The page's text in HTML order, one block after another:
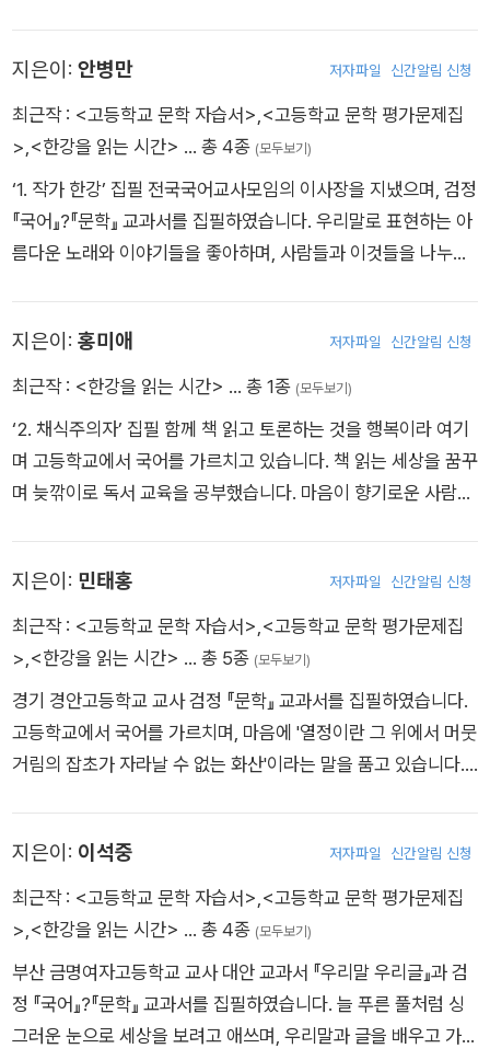
지은이: 안병만 저자파일 신간알림 신청
최근작 : <고등학교 문학 자습서> <고등학교 문학 평가문제집
> <한강을 읽는 시간> … 총 4종 (모두보기)
‘1. 작가 한강’ 집필 전국국어교사모임의 이사장을 지냈으며, 검정
『국어』?『문학』 교과서를 집필하였습니다. 우리말로 표현하는 아
름다운 노래와 이야기들을 좋아하며, 사람들과 이것들을 나누려
지은이: 홍미애 저자파일 신간알림 신청
최근작 : <한강을 읽는 시간> … 총 1종 (모두보기)
‘2. 채식주의자’ 집필 함께 책 읽고 토론하는 것을 행복이라 여기
며 고등학교에서 국어를 가르치고 있습니다. 책 읽는 세상을 꿈꾸
며 늦깎이로 독서 교육을 공부했습니다. 마음이 향기로운 사람이
지은이: 민태홍 저자파일 신간알림 신청
최근작 : <고등학교 문학 자습서> <고등학교 문학 평가문제집
> <한강을 읽는 시간> … 총 5종 (모두보기)
경기 경안고등학교 교사 검정 『문학』 교과서를 집필하였습니다.
고등학교에서 국어를 가르치며, 마음에 '열정이란 그 위에서 머뭇
거림의 잡초가 자라날 수 없는 화산'이라는 말을 품고 있습니다.
지은이: 이석중 저자파일 신간알림 신청
최근작 : <고등학교 문학 자습서> <고등학교 문학 평가문제집
> <한강을 읽는 시간> … 총 4종 (모두보기)
부산 금명여자고등학교 교사 대안 교과서 『우리말 우리글』과 검
정 『국어』?『문학』 교과서를 집필하였습니다. 늘 푸른 풀처럼 싱
그러운 눈으로 세상을 보려고 애쓰며, 우리말과 글을 배우고 가르